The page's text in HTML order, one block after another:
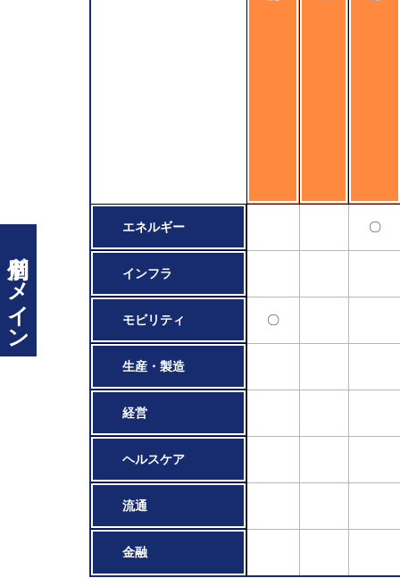
個別ドメイン
エネルギー 〇
インフラ
モビリティ 〇
生産・製造
経営
ヘルスケア
流通
金融